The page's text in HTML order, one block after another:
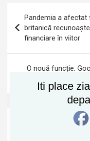
în
articole
Pandemia a afectat
britanică
financiare în viitor
O nouă funcție.
Iti place